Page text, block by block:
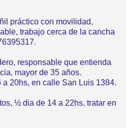
práctico con movilidad,
trabajo cerca de la cancha
responsable que entienda
mayor de 35 años.
20hs, en calle San Luis 1384.
½ dia de 14 a 22hs, tratar en